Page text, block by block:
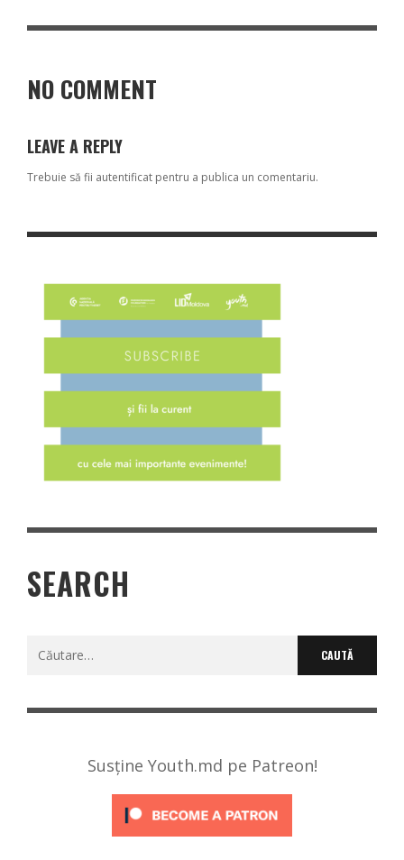
NO COMMENT
LEAVE A REPLY
Trebuie să fii autentificat pentru a publica un comentariu.
SEARCH
Susține Youth.md pe Patreon!